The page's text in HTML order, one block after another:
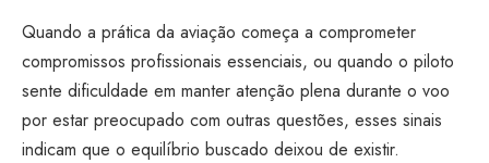
Quando a prática da aviação começa a comprometer
compromissos profissionais essenciais, ou quando o piloto
sente dificuldade em manter atenção plena durante o voo
por estar preocupado com outras questões, esses sinais
indicam que o equilíbrio buscado deixou de existir.